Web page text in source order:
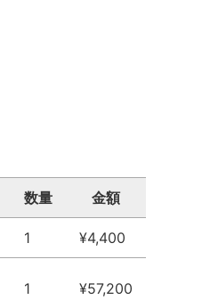
数量 金額
1 ¥4,400
1 ¥57,200